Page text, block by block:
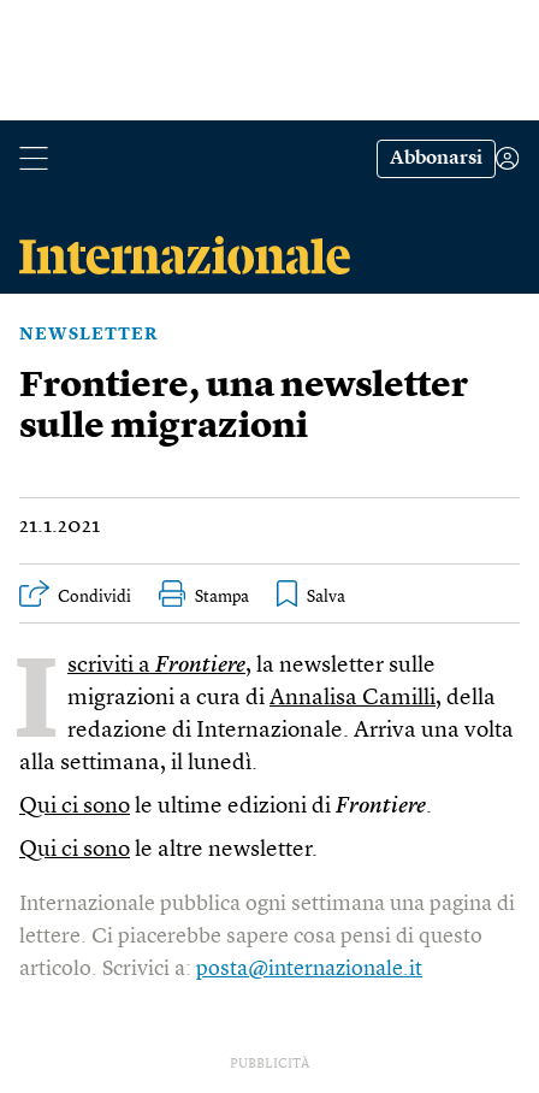
Abbonarsi
NEWSLETTER
Frontiere, una newsletter
sulle migrazioni
21.1.2021
Condividi Stampa
I scriviti a Frontiere, la newsletter sulle
migrazioni a cura di Annalisa Camilli, della
redazione di Internazionale. Arriva una volta
alla settimana, il lunedì.
Qui ci sono le ultime edizioni di Frontiere.
Qui ci sono le altre newsletter.
Internazionale pubblica ogni settimana una pagina di
lettere. Ci piacerebbe sapere cosa pensi di questo
articolo. Scrivici a: posta@internazionale.it
PUBBLICITÀ